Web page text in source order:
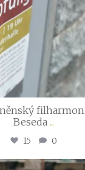
Beseda ...
15 0